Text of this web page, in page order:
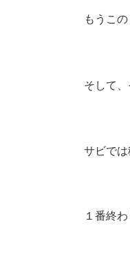
もうこ
そして
サビで
１番終